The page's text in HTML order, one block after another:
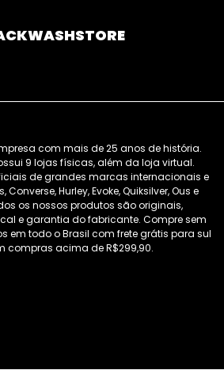
com mais de 25 anos de história.
9 lojas físicas, além da loja virtual.
de grandes marcas internacionais e
Hurley, Evoke, Quiksilver, Ous e
os nossos produtos são originais,
e garantia do fabricante. Compre sem
em todo o Brasil com frete grátis para sul
compras acima de R$299,90.